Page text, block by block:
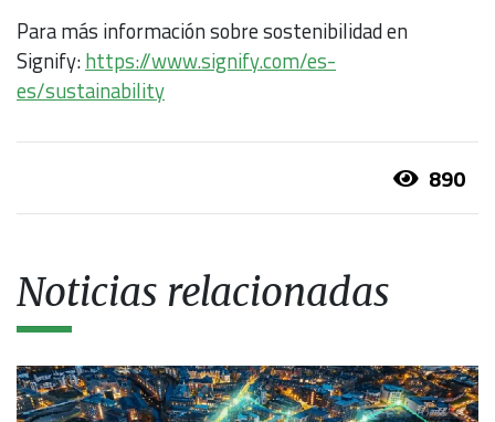
Para más información sobre sostenibilidad en
Signify:https://www.signify.com/es-
es/sustainability
890
Noticias relacionadas